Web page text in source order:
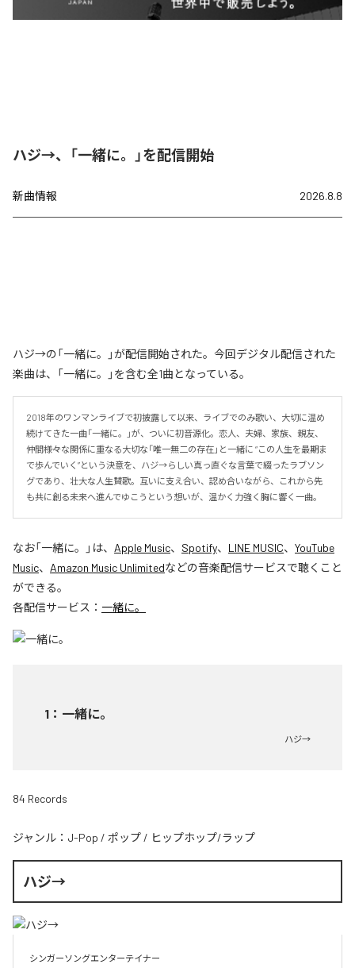
ハジ→、「一緒に。」を配信開始
新曲情報 2026.8.8
ハジ→の「一緒に。」が配信開始された。今回デジタル配信された
楽曲は、「一緒に。」を含む全1曲となっている。
2018年のワンマンライブで初披露して以来、ライブでのみ歌い、大切に温め
続けてきた一曲「一緒に。」が、ついに初音源化。恋人、夫婦、家族、親友、
仲間――様々な関係に重なる大切な「唯一無二の存在」と一緒に “この人生を最期ま
で歩んでいく”という決意を、ハジ→らしい真っ直ぐな言葉で綴ったラブソン
グであり、壮大な人生賛歌。互いに支え合い、認め合いながら、これから先
も共に創る未来へ進んでゆこうという想いが、温かく力強く胸に響く一曲。
なお「一緒に。 」は、 Apple Music、 Spotify、 LINE MUSIC、 YouTube
Music、 Amazon Music Unlimitedなどの音楽配信サービスで聴くこと
ができる。
各配信サービス： 一緒に。
1 ： 一緒に。
ハジ→
84 Records
ジャンル： J-Pop / ポップ / ヒップホップ/ラップ
ハジ→
シンガーソングエンターテイナー